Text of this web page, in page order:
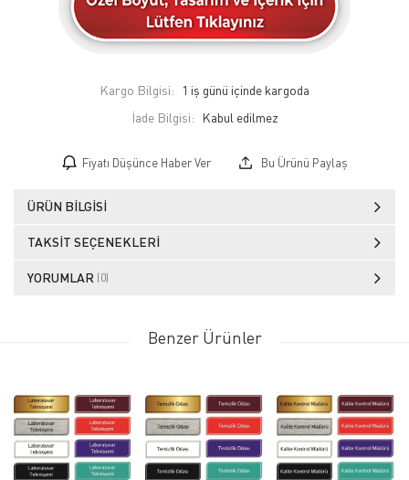
Kargo Bilgisi:
1 iş günü içinde kargoda
İade Bilgisi:
Fiyatı Düşünce Haber Ver Bu Ürünü Paylaş
ÜRÜN BILGISI
TAKSIT SEÇENEKLERI
YORUMLAR (0)
Benzer Ürünler